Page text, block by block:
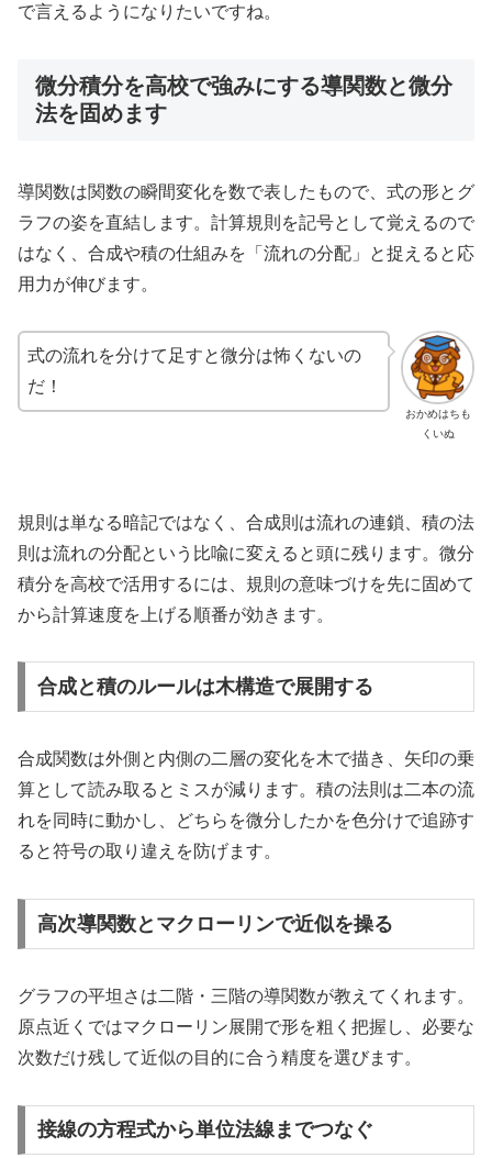
で言えるようになりたいですね。
微分積分を高校で強みにする導関数と微分
法を固めます
導関数は関数の瞬間変化を数で表したもので、式の形とグ
ラフの姿を直結します。計算規則を記号として覚えるので
はなく、合成や積の仕組みを「流れの分配」と捉えると応
用力が伸びます。
おかめはちも
くいぬ
式の流れを分けて足すと微分は怖くないの
だ！
規則は単なる暗記ではなく、合成則は流れの連鎖、積の法
則は流れの分配という比喩に変えると頭に残ります。微分
積分を高校で活用するには、規則の意味づけを先に固めて
から計算速度を上げる順番が効きます。
合成と積のルールは木構造で展開する
合成関数は外側と内側の二層の変化を木で描き、矢印の乗
算として読み取るとミスが減ります。積の法則は二本の流
れを同時に動かし、どちらを微分したかを色分けで追跡す
ると符号の取り違えを防げます。
高次導関数とマクローリンで近似を操る
グラフの平坦さは二階・三階の導関数が教えてくれます。
原点近くではマクローリン展開で形を粗く把握し、必要な
次数だけ残して近似の目的に合う精度を選びます。
接線の方程式から単位法線までつなぐ